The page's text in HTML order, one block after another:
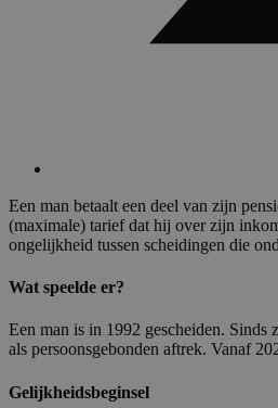
Een man betaalt een deel van zijn
(maximale) tarief dat hij over zijn
ongelijkheid tussen scheidingen die
Wat speelde er?
Een man is in 1992 gescheiden.
als persoonsgebonden aftrek. Vanaf
Gelijkheidsbeginsel